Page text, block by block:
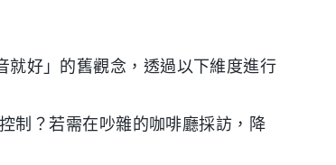
就好」的舊觀念，透過以下維度進行
制？若需在吵雜的咖啡廳採訪，降